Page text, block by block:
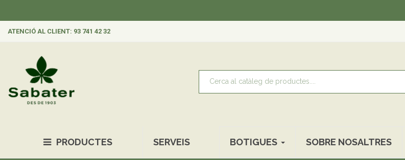
ATENCIÓ AL CLIENT: 93 741 42 32
PRODUCTES SERVEIS BOTIGUES SOBRE NOSALTRES